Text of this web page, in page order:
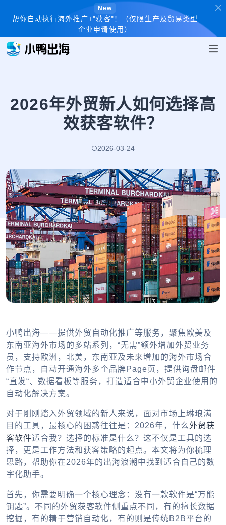
New
帮你自动执行海外推广+"获客"！（仅限生产及贸易类型
企业申请使用）
2026年外贸新人如何选择高
效获客软件？
2026-03-24
小鸭出海——提供外贸自动化推广等服务，聚焦欧美及
东南亚海外市场的多站系列，“无需”额外增加外贸业务
员，支持欧洲，北美，东南亚及未来增加的海外市场合
作节点，自动开通海外多个品牌Page页，提供询盘邮件
“直发“、数据看板等服务，打造适合中小外贸企业使用的
自动化解决方案。
对于刚刚踏入外贸领域的新人来说，面对市场上琳琅满
目的工具，最核心的困惑往往是：2026年，什么外贸获
客软件适合我？选择的标准是什么？这不仅是工具的选
择，更是工作方法和获客策略的起点。本文将为你梳理
思路，帮助你在2026年的出海浪潮中找到适合自己的数
字化助手。
首先，你需要明确一个核心理念：没有一款软件是“万能
钥匙”。不同的外贸获客软件侧重点不同，有的擅长数据
挖掘，有的精于营销自动化，有的则是传统B2B平台的